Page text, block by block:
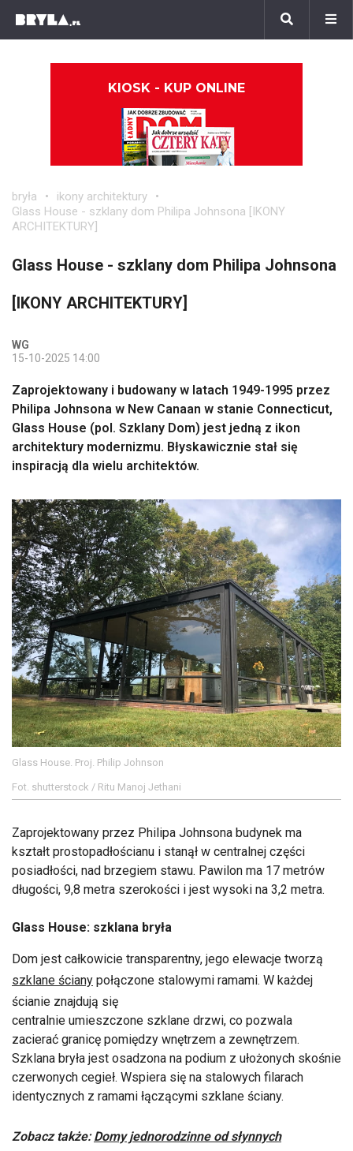
KIOSK - KUP ONLINE
bryła
ikony architektury
Glass House - szklany dom Philipa Johnsona [IKONY
ARCHITEKTURY]
Glass House - szklany dom Philipa Johnsona
[IKONY ARCHITEKTURY]
WG
15-10-2025 14:00
Zaprojektowany i budowany w latach 1949-1995 przez
Philipa Johnsona w New Canaan w stanie Connecticut,
Glass House (pol. Szklany Dom) jest jedną z ikon
architektury modernizmu. Błyskawicznie stał się
inspiracją dla wielu architektów.
Glass House. Proj. Philip Johnson
Fot. shutterstock / Ritu Manoj Jethani
Zaprojektowany przez Philipa Johnsona budynek ma
kształt prostopadłościanu i stanął w centralnej części
posiadłości, nad brzegiem stawu. Pawilon ma 17 metrów
długości, 9,8 metra szerokości i jest wysoki na 3,2 metra.
Glass House: szklana bryła
Dom jest całkowicie transparentny, jego elewacje tworzą
szklane ściany połączone stalowymi ramami. W każdej
ścianie znajdują się
centralnie umieszczone szklane drzwi, co pozwala
zacierać granicę pomiędzy wnętrzem a zewnętrzem.
Szklana bryła jest osadzona na podium z ułożonych skośnie
czerwonych cegieł. Wspiera się na stalowych filarach
identycznych z ramami łączącymi szklane ściany.
Zobacz także:Domy jednorodzinne od słynnych